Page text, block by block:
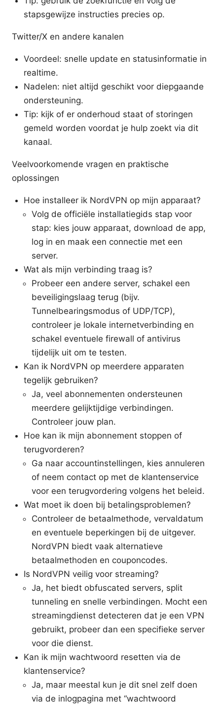
stapsgewijze instructies precies op.
Twitter/X en andere kanalen
Voordeel: snelle update en statusinformatie in
realtime.
Nadelen: niet altijd geschikt voor diepgaande
ondersteuning.
Tip: kijk of er onderhoud staat of storingen
gemeld worden voordat je hulp zoekt via dit
kanaal.
Veelvoorkomende vragen en praktische
oplossingen
Hoe installeer ik NordVPN op mijn apparaat?
Volg de officiële installatiegids stap voor
stap: kies jouw apparaat, download de app,
log in en maak een connectie met een
server.
Wat als mijn verbinding traag is?
Probeer een andere server, schakel een
beveiligingslaag terug (bijv.
Tunnelbearingsmodus of UDP/TCP),
controleer je lokale internetverbinding en
schakel eventuele firewall of antivirus
tijdelijk uit om te testen.
Kan ik NordVPN op meerdere apparaten
tegelijk gebruiken?
Ja, veel abonnementen ondersteunen
meerdere gelijktijdige verbindingen.
Controleer jouw plan.
Hoe kan ik mijn abonnement stoppen of
terugvorderen?
Ga naar accountinstellingen, kies annuleren
of neem contact op met de klantenservice
voor een terugvordering volgens het beleid.
Wat moet ik doen bij betalingsproblemen?
Controleer de betaalmethode, vervaldatum
en eventuele beperkingen bij de uitgever.
NordVPN biedt vaak alternatieve
betaalmethoden en couponcodes.
Is NordVPN veilig voor streaming?
Ja, het biedt obfuscated servers, split
tunneling en snelle verbindingen. Mocht een
streamingdienst detecteren dat je een VPN
gebruikt, probeer dan een specifieke server
voor die dienst.
Kan ik mijn wachtwoord resetten via de
klantenservice?
Ja, maar meestal kun je dit snel zelf doen
via de inlogpagina met “wachtwoord